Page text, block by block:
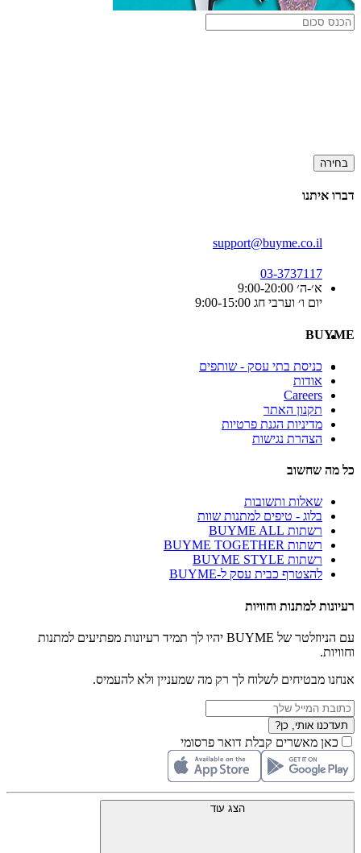
בחירה
דברו איתנו
support@buyme.co.il
03-3737117
א׳-ה׳ 9:00-20:00
יום ו׳ וערבי חג 9:00-15:00
BUYME
כניסת בתי עסק - שותפים
אודות
Careers
תקנון האתר
מדיניות הגנת פרטיות
הצהרת נגישות
כל מה שחשוב
שאלות ותשובות
בלוג - טיפים למתנות שוות
רשתות BUYME ALL
רשתות BUYME TOGETHER
רשתות BUYME STYLE
להצטרף כבית עסק ל-BUYME
רעיונות למתנות וחוויות
עם הניוזלטר של BUYME יהיו לך תמיד רעיונות מפתיעים למתנות
וחוויות.
אנחנו מבטיחים לשלוח לך רק מה שמעניין ולא להעמיס.
תעדכנו אותי, כן?
כאן מאשרים קבלת דואר פרסומי
הצג עוד